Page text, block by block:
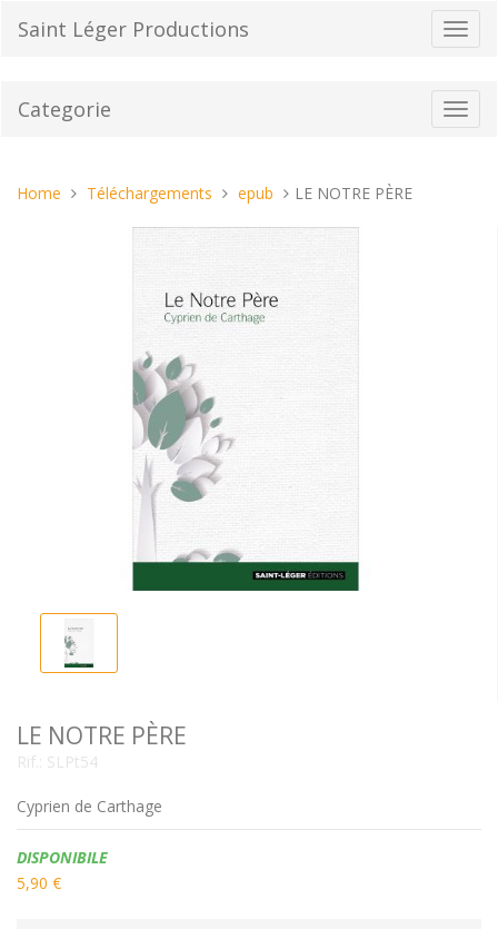
Saint Léger Productions
Categorie
Tu
Home Téléchargements epub LE NOTRE PÈRE
LE NOTRE PÈRE
Rif.: SLPt54
Cyprien de Carthage
Disponibilità:
DISPONIBILE
5,90 €